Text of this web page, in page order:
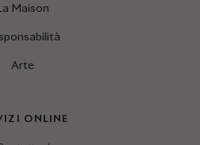
Maison
Arte
ONLINE